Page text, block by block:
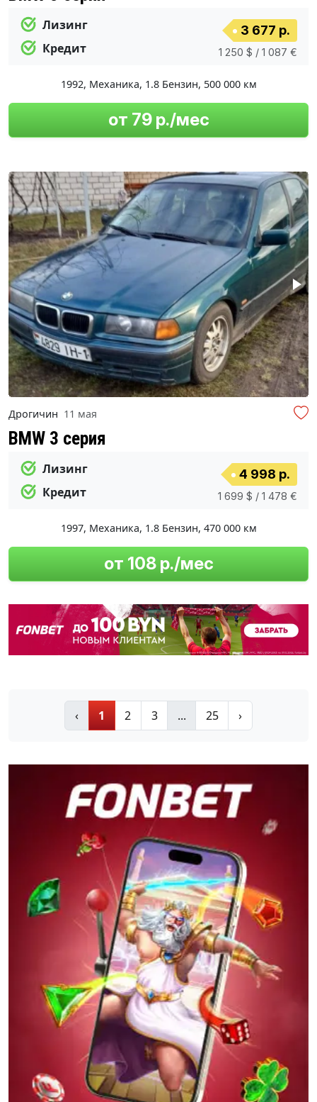
Лизинг
Кредит
3 677 р.
1 250 $ / 1 087 €
1992, Механика, 1.8 Бензин, 500 000 км
от 79 р./мес
Дрогичин 11 мая
BMW 3 серия
Лизинг
Кредит
4 998 р.
1 699 $ / 1 478 €
1997, Механика, 1.8 Бензин, 470 000 км
от 108 р./мес
‹ 1 2 3 ... 25 ›